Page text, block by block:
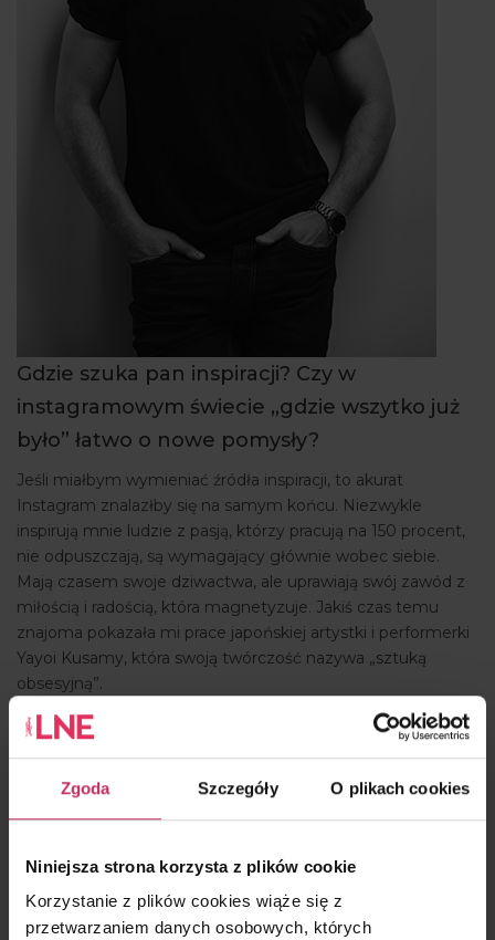
Zgoda Szczegóły O plikach cookies
Niniejsza strona korzysta z plików cookie
Korzystanie z plików cookies wiąże się z
przetwarzaniem danych osobowych, których
Gdzie szuka pan inspiracji? Czy w
instagramowym świecie „gdzie wszytko już
było” łatwo o nowe pomysły?
Jeśli miałbym wymieniać źródła inspiracji, to akurat
Instagram znalazłby się na samym końcu. Niezwykle
inspirują mnie ludzie z pasją, którzy pracują na 150 procent,
nie odpuszczają, są wymagający głównie wobec siebie.
Mają czasem swoje dziwactwa, ale uprawiają swój zawód z
miłością i radością, która magnetyzuje. Jakiś czas temu
znajoma pokazała mi prace japońskiej artystki i performerki
Yayoi Kusamy, która swoją twórczość nazywa „sztuką
obsesyjną”.
Tworzy barwne kolaże pokryte krzykliwymi wzorami. Sama
jest nieco szalona (świadomie wybrała szpital
całym szaleństwie jest niezwykle twórcza, precyzyjna i
konsekwentna. Bardzo sobie cenię te cechy na równi w
Jaki jest pana ulubiony rodzaj makijażu?